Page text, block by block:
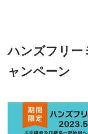
ハンズフリー
ャンペーン